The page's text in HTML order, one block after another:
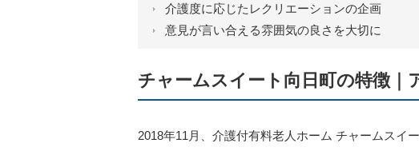
介護度に応じたレクリエーションの企画
意見が言い合える雰囲気の良さを大切に
チャームスイート向日町の特徴｜
2018年11月、介護付有料老人ホーム チャームスイ